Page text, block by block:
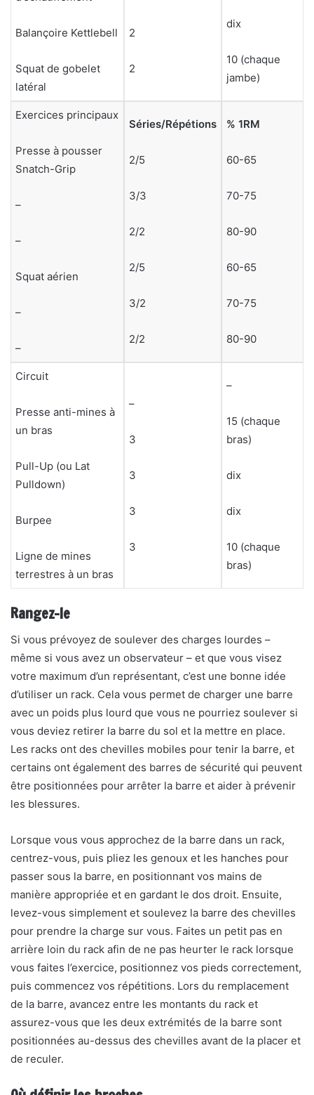
Balançoire Kettlebell
Squat de gobelet
latéral
2
2
dix
10 (chaque
jambe)
Exercices principaux
Presse à pousser
Snatch-Grip
–
–
Squat aérien
–
–
Séries/Répétions
2/5
3/3
2/2
2/5
3/2
2/2
% 1RM
60-65
70-75
80-90
60-65
70-75
80-90
Circuit
Presse anti-mines à
un bras
Pull-Up (ou Lat
Pulldown)
Burpee
Ligne de mines
terrestres à un bras
–
3
3
3
3
–
15 (chaque
bras)
dix
dix
10 (chaque
bras)
Rangez-le
Si vous prévoyez de soulever des charges lourdes –
même si vous avez un observateur – et que vous visez
votre maximum d’un représentant, c’est une bonne idée
d’utiliser un rack. Cela vous permet de charger une barre
avec un poids plus lourd que vous ne pourriez soulever si
vous deviez retirer la barre du sol et la mettre en place.
Les racks ont des chevilles mobiles pour tenir la barre, et
certains ont également des barres de sécurité qui peuvent
être positionnées pour arrêter la barre et aider à prévenir
les blessures.
Lorsque vous vous approchez de la barre dans un rack,
centrez-vous, puis pliez les genoux et les hanches pour
passer sous la barre, en positionnant vos mains de
manière appropriée et en gardant le dos droit. Ensuite,
levez-vous simplement et soulevez la barre des chevilles
pour prendre la charge sur vous. Faites un petit pas en
arrière loin du rack afin de ne pas heurter le rack lorsque
vous faites l’exercice, positionnez vos pieds correctement,
puis commencez vos répétitions. Lors du remplacement
de la barre, avancez entre les montants du rack et
assurez-vous que les deux extrémités de la barre sont
positionnées au-dessus des chevilles avant de la placer et
de reculer.